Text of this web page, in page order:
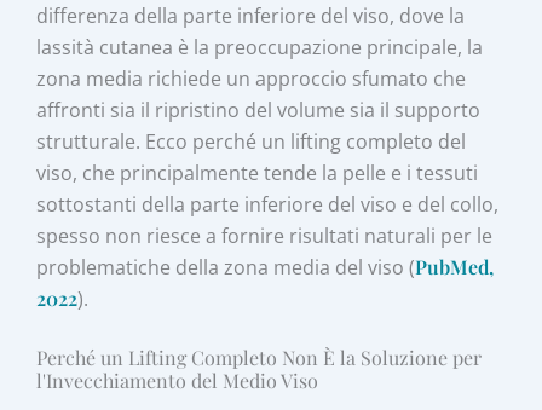
differenza della parte inferiore del viso, dove la
lassità cutanea è la preoccupazione principale, la
zona media richiede un approccio sfumato che
affronti sia il ripristino del volume sia il supporto
strutturale. Ecco perché un lifting completo del
viso, che principalmente tende la pelle e i tessuti
sottostanti della parte inferiore del viso e del collo,
spesso non riesce a fornire risultati naturali per le
problematiche della zona media del viso (PubMed,
2022).
Perché un Lifting Completo Non È la Soluzione per
l'Invecchiamento del Medio Viso